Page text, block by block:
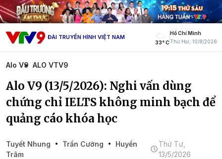
ĐÀI TRUYỀN HÌNH VIỆT NAM
33° C
Hồ Chí Minh
Thứ Hai, 10/8/2026
Alo V9 ALO VTV9
Alo V9 (13/5/2026): Nghi vấn dùng
chứng chỉ IELTS không minh bạch để
quảng cáo khóa học
Tuyết Nhung Trần Cường
Huyền
Trâm
Thứ Tư,
13/5/2026